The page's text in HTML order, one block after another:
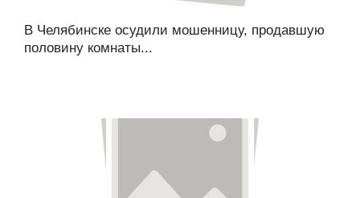
В Челябинске осудили мошенницу, продавшую
половину комнаты...